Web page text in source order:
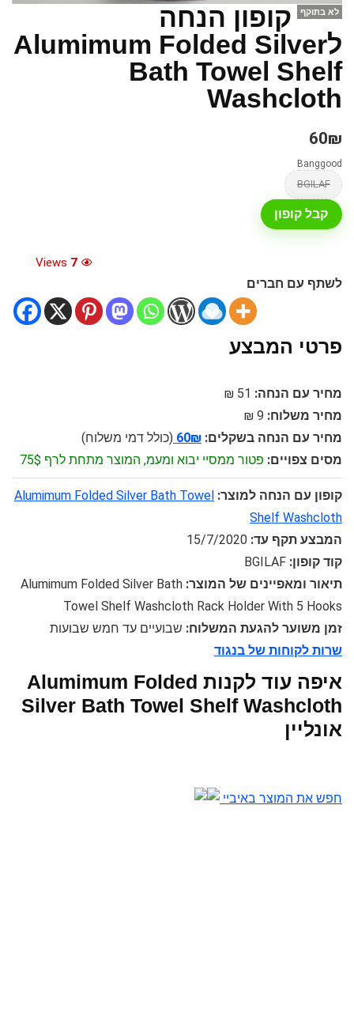
לא בתוקף
קופון הנחה
לAlumimum Folded Silver
Bath Towel Shelf
Washcloth
60₪
Banggood
BGILAF
קבל קופון
7
לשתף עם חברים
פרטי המבצע
מחיר עם הנחה: 51 ₪
מחיר משלוח: 9 ₪
מחיר עם הנחה בשקלים: 60₪ (כולל דמי משלוח)
מסים צפויים: פטור ממסיי יבוא ומעמ, המוצר מתחת לרף 75$
קופון עם הנחה למוצר: Alumimum Folded Silver Bath Towel
Shelf Washcloth
המבצע תקף עד: 15/7/2020
קוד קופון: BGILAF
תיאור ומאפיינים של המוצר: Alumimum Folded Silver Bath
Towel Shelf Washcloth Rack Holder With 5 Hooks
זמן משוער להגעת המשלוח: שבועיים עד חמש שבועות
שרות לקוחות של בנגוד
איפה עוד לקנות Alumimum Folded
Silver Bath Towel Shelf Washcloth
אונליין
חפש את המוצר באיביי